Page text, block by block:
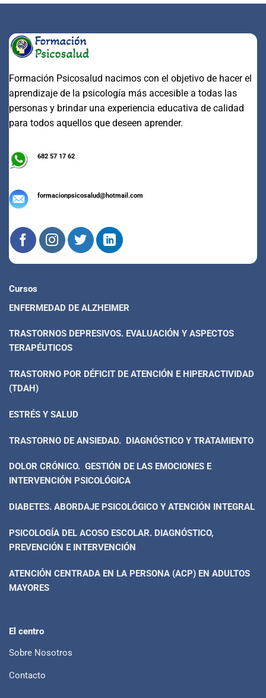
Formación Psicosalud nacimos con el objetivo de hacer el
aprendizaje de la psicología más accesible a todas las
personas y brindar una experiencia educativa de calidad
para todos aquellos que deseen aprender.
682 57 17 62
formacionpsicosalud@hotmail.com
Cursos
ENFERMEDAD DE ALZHEIMER
TRASTORNOS DEPRESIVOS. EVALUACIÓN Y ASPECTOS
TERAPÉUTICOS
TRASTORNO POR DÉFICIT DE ATENCIÓN E HIPERACTIVIDAD
(TDAH)
ESTRÉS Y SALUD
TRASTORNO DE ANSIEDAD. DIAGNÓSTICO Y TRATAMIENTO
DOLOR CRÓNICO. GESTIÓN DE LAS EMOCIONES E
INTERVENCIÓN PSICOLÓGICA
DIABETES. ABORDAJE PSICOLÓGICO Y ATENCIÓN INTEGRAL
PSICOLOGÍA DEL ACOSO ESCOLAR. DIAGNÓSTICO,
PREVENCIÓN E INTERVENCIÓN
ATENCIÓN CENTRADA EN LA PERSONA (ACP) EN ADULTOS
MAYORES
El centro
Sobre Nosotros
Contacto